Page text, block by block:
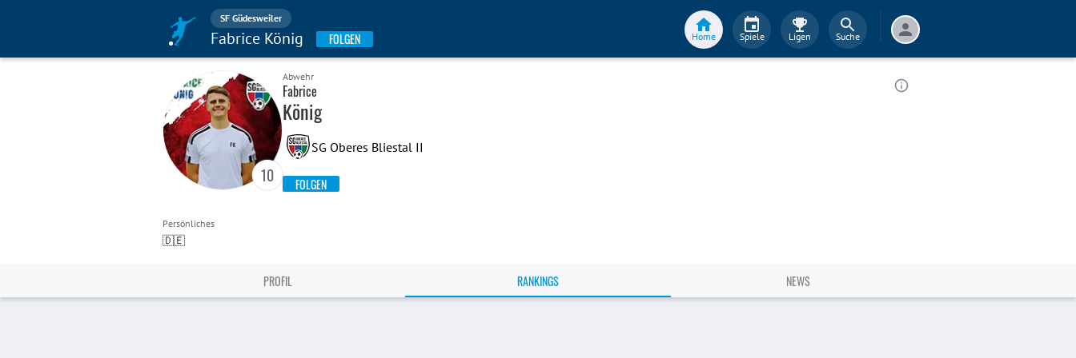
SF Güdesweiler
Fabrice König FOLGEN Home Spiele Ligen Suche
10
Abwehr
Fabrice
König
SG Oberes Bliestal II
FOLGEN
Persönliches
🇩🇪
PROFIL RANKINGS NEWS